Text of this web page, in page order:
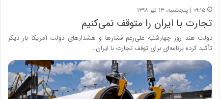
۰۹:۱۵ | پنجشنبه، ۱۳ تیر ۱۳۹۸
تجارت با ایران را متوقف نمی‌کنیم
دولت هند روز چهارشنبه علی‌رغم فشارها و هشدارهای دولت آمریکا بار دیگر
تأکید کرده برنامه‌ای برای توقف تجارت با ایران…